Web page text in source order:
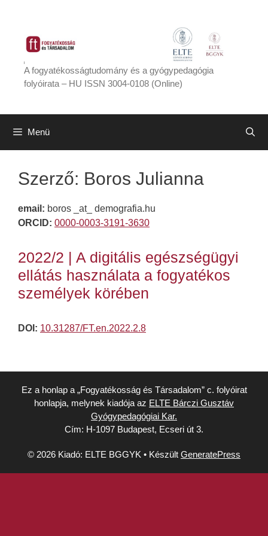
tartalomba
A fogyatékosságtudomány és a gyógypedagógia
folyóirata – HU ISSN 3004-0108 (Online)
Menü
Szerző: Boros Julianna
email: boros _at_ demografia.hu
ORCID: 0000-0003-3191-3630
2022/2 | A digitális egészségügyi
ellátás használata a fogyatékos
személyek körében
DOI: 10.31287/FT.en.2022.2.8
Ez a honlap a „Fogyatékosság és Társadalom” c. folyóirat
honlapja, melynek kiadója az ELTE Bárczi Gusztáv
Gyógypedagógiai Kar.
Cím: H-1097 Budapest, Ecseri út 3.
© 2026 Kiadó: ELTE BGGYK • Készült GeneratePress